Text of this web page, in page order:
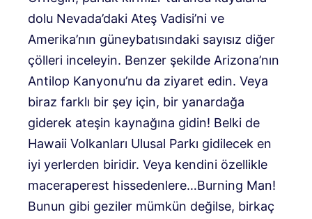
dolu Nevada’daki Ateş Vadisi’ni ve
Amerika’nın güneybatısındaki sayısız diğer
çölleri inceleyin. Benzer şekilde Arizona’nın
Antilop Kanyonu’nu da ziyaret edin. Veya
biraz farklı bir şey için, bir yanardağa
giderek ateşin kaynağına gidin! Belki de
Hawaii Volkanları Ulusal Parkı gidilecek en
iyi yerlerden biridir. Veya kendini özellikle
maceraperest hissedenlere…Burning Man!
Bunun gibi geziler mümkün değilse, birkaç